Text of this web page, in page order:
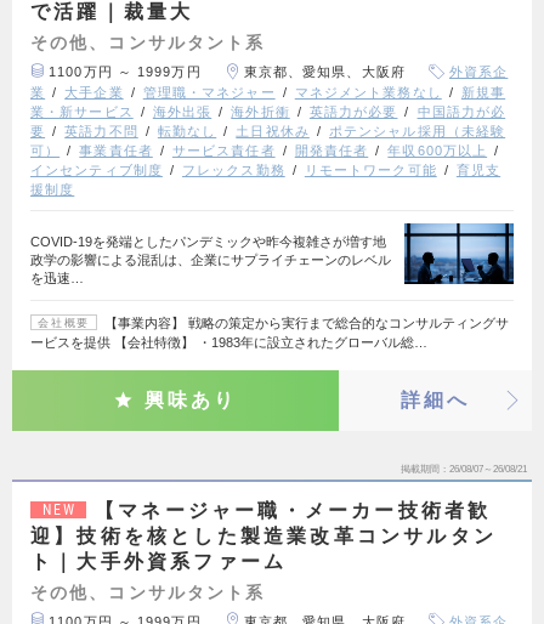
で活躍｜裁量大
その他、コンサルタント系
1100万円 ～ 1999万円 東京都、愛知県、大阪府
外資系企
業
大手企業 管理職・マネジャー マネジメント業務なし
新規事
業・新サービス
海外出張 海外折衝 英語力が必要
中国語力が必
要
英語力不問 転勤なし 土日祝休み
ポテンシャル採用（未経験
可）
事業責任者 サービス責任者 開発責任者
年収600万以上
インセンティブ制度
フレックス勤務 リモートワーク可能
育児支
援制度
COVID-19を発端としたパンデミックや昨今複雑さが増す地
政学の影響による混乱は、企業にサプライチェーンのレベル
を迅速…
会社概要
【事業内容】 戦略の策定から実行まで総合的なコンサルティングサ
ービスを提供 【会社特徴】 ・1983年に設立されたグローバル総…
興味あり 詳細へ
掲載期間 26/08/07～26/08/21
NEW
【マネージャー職・メーカー技術者歓
迎】技術を核とした製造業改革コンサルタン
ト｜大手外資系ファーム
その他、コンサルタント系